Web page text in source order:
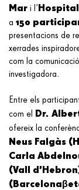
Mar i l ’
a 150
presentacions de
xerrades
com la
investigadora.
Entre els
com el Dr.
ofereix la
Neus Falgàs
Carla
(Vall
(Barcelonaβ